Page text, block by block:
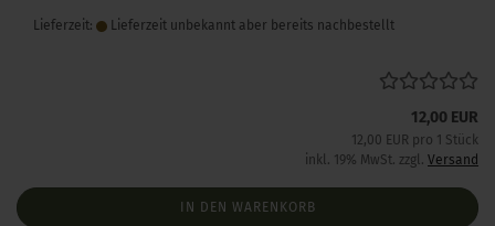
Lieferzeit: Lieferzeit unbekannt aber bereits nachbestellt
12,00 EUR
12,00 EUR pro 1 Stück
inkl. 19% MwSt. zzgl. Versand
IN DEN WARENKORB